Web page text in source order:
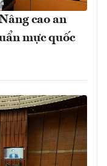
cao an
mực quốc